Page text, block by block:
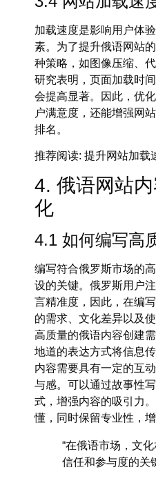
加载速度是影响用户体
素。为了提升俄语网站
种策略，如图像压缩 、
研究表明，页面加载时
会提高显著。因此，优
户满意度，还能增强网
排名。
推荐阅读: 提升网站加载
4. 俄语网站
化
4.1 如何编写高
编写符合俄罗斯市场的
设的关键。俄罗斯用户
言精准度，因此，在编
的需求、文化差异以及
高质量的俄语内容创建
地道的表达方式将信息
内容需要具有一定的互
与感。可以通过故事性
式，增强内容的吸引力
懂，同时保留专业性，增
“在俄语市场，文
信任和参与度的关